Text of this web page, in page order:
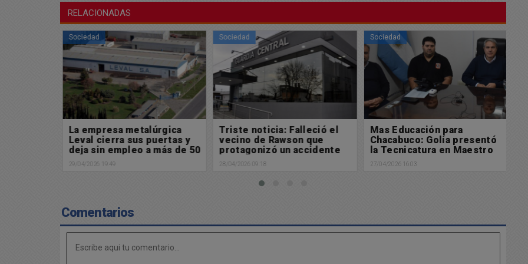
RELACIONADAS
Sociedad
La empresa metalúrgica
Leval cierra sus puertas y
deja sin empleo a más de 50
trabajadores
29/04/2026 19:49
Sociedad
Triste noticia: Falleció el
vecino de Rawson que
protagonizó un accidente
28/04/2026 09:18
Sociedad
Mas Educación para
Chacabuco: Golía presentó
la Tecnicatura en Maestro
Mayor de Obras
27/04/2026 16:03
Comentarios